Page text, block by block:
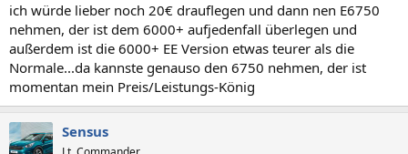
ich würde lieber noch 20€ drauflegen und dann nen E6750
nehmen, der ist dem 6000+ aufjedenfall überlegen und
außerdem ist die 6000+ EE Version etwas teurer als die
Normale...da kannste genauso den 6750 nehmen, der ist
momentan mein Preis/Leistungs-König
Sensus